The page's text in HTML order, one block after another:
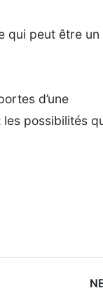
qui peut être un
d’une
possibilités